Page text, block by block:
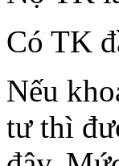
Có TK
Nếu
tư thì